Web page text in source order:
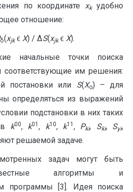
по координате хkудобно
отношение:
δ(xjkϵ X) / ∆S(xjkϵ X).
начальные точки поиска
соответствующие им решения:
постановки или S(Xo) – для
определяться из выражений
подстановки в них таких
k00, k01 , k10, k11 , Pki, Ski, Syi,
решаемой задаче.
задач могут быть
алгоритмы и
программы [3]. Идея поиска